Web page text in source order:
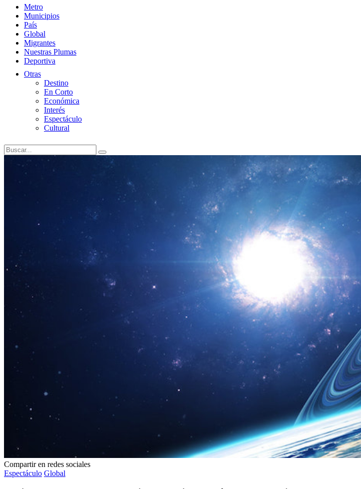
Metro
Municipios
País
Global
Migrantes
Nuestras Plumas
Deportiva
Otras
Destino
En Corto
Económica
Interés
Espectáculo
Cultural
Compartir en redes sociales
Espectáculo Global